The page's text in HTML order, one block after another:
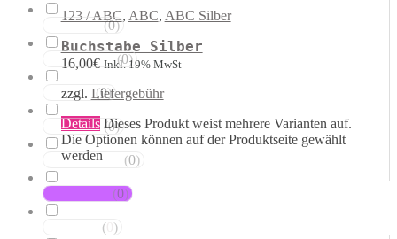
123 / ABC, ABC, ABC Silber
Buchstabe Silber
16,00€ Inkl. 19% MwSt
zzgl. Liefergebühr
Details Dieses Produkt weist mehrere Varianten auf.
Die Optionen können auf der Produktseite gewählt
werden
Goldtöne (0)
Orangetöne (0)
Rottöne (0)
Rosatöne (0)
Magentatöne (0)
(0)
( )